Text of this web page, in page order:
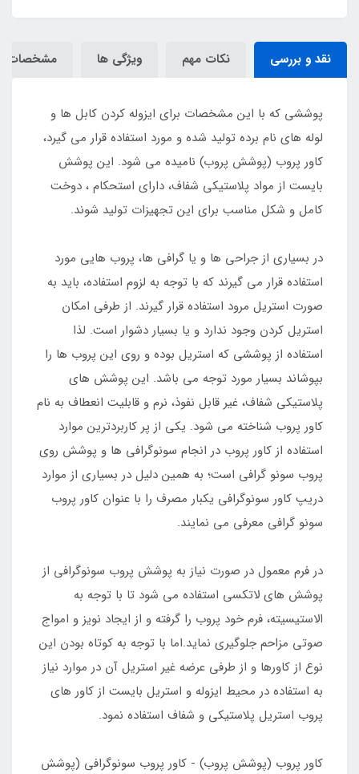
نقد و بررسی نکات مهم ویژگی ها مشخصات
پوششی که با این مشخصات برای ایزوله کردن کابل ها و
لوله های نام برده تولید شده و مورد استفاده قرار می گیرد،
کاور پروب (پوشش پروب) نامیده می شود. این پوشش
بایست از مواد پلاستیکی شفاف، دارای استحکام ، دوخت
کامل و شکل مناسب برای این تجهیزات تولید شوند.
در بسیاری از جراحی ها و یا گرافی ها، پروب هایی مورد
استفاده قرار می گیرند که با توجه به لزوم استفاده، باید به
صورت استریل مرود استفاده قرار گیرند. از طرفی امکان
استریل کردن وجود ندارد و یا بسیار دشوار است. لذا
استفاده از پوششی که استریل بوده و روی این پروب ها را
بپوشاند بسیار مورد توجه می باشد. این پوشش های
پلاستیکی شفاف، غیر قابل نفوذ، نرم و قابلیت انعطاف به نام
کاور پروب شناخته می شود. یکی از پر کاربردترین موارد
استفاده از کاور پروب در انجام سونوگرافی ها و پوشش روی
پروب سونو گرافی است؛ به همین دلیل در بسیاری از موارد
دریپ کاور سونوگرافی یکبار مصرف را با عنوان کاور پروب
سونو گرافی معرفی می نمایند.
در فرم معمول در صورت نیاز به پوشش پروب سونوگرافی از
پوشش های لاتکسی استفاده می شود تا با توجه به
الاستیسیته، فرم خود پروب را گرفته و از ایجاد نویز و امواج
صوتی مزاحم جلوگیری نماید.اما با توجه به کوتاه بودن این
نوع از کاورها و از طرفی عرضه غیر استریل آن در موارد نیاز
به استفاده در محیط ایزوله و استریل بایست از کاور های
پروب استریل پلاستیکی و شفاف استفاده نمود.
کاور پروب (پوشش پروب) - کاور پروب سونوگرافی (پوشش